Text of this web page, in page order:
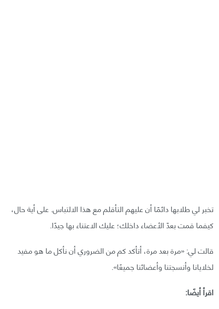
تخبر لي طلابها دائمًا أن عليهم التأقلم مع هذا الالتباس. على أية حال،
كيفما قمت بعدّ الأعضاء داخلك؛ عليك الاعتناء بها جيدًا.
قالت لي: «مرة بعد مرة، أتأكد كم من الضروري أن نأكل ما هو مفيد
لخلايانا وأنسجتنا وأعضائنا جميعًا».
اقرأ أيضًا: